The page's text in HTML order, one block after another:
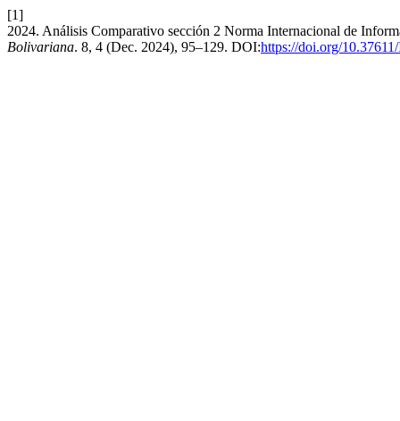
[1]
2024. Análisis Comparativo sección 2 Norma Internacional de
Bolivariana. 8, 4 (Dec. 2024), 95–129. DOI:https://doi.org/